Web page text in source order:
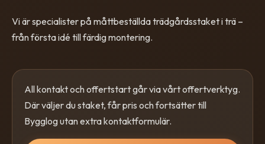
Vi är specialister på måttbeställda trädgårdsstaket i trä –
från första idé till färdig montering.
All kontakt och offertstart går via vårt offertverktyg.
Där väljer du staket, får pris och fortsätter till
Bygglog utan extra kontaktformulär.